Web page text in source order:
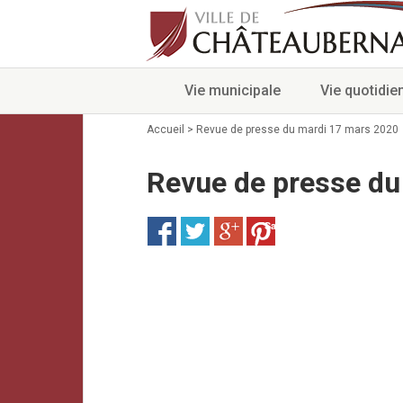
Vie municipale Vie
Accueil > Revue de presse du mardi 17 mars 2020
Revue de presse
Save